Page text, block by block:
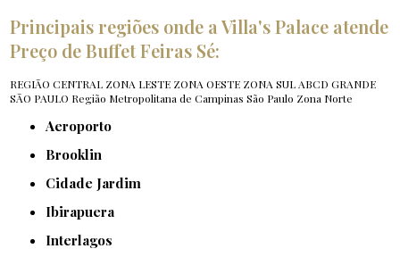
Principais regiões onde a Villa's Palace atende
Preço de Buffet Feiras Sé:
REGIÃO CENTRAL ZONA LESTE ZONA OESTE ZONA SUL ABCD GRANDE
SÃO PAULO Região Metropolitana de Campinas São Paulo Zona Norte
Aeroporto
Brooklin
Cidade Jardim
Ibirapuera
Interlagos